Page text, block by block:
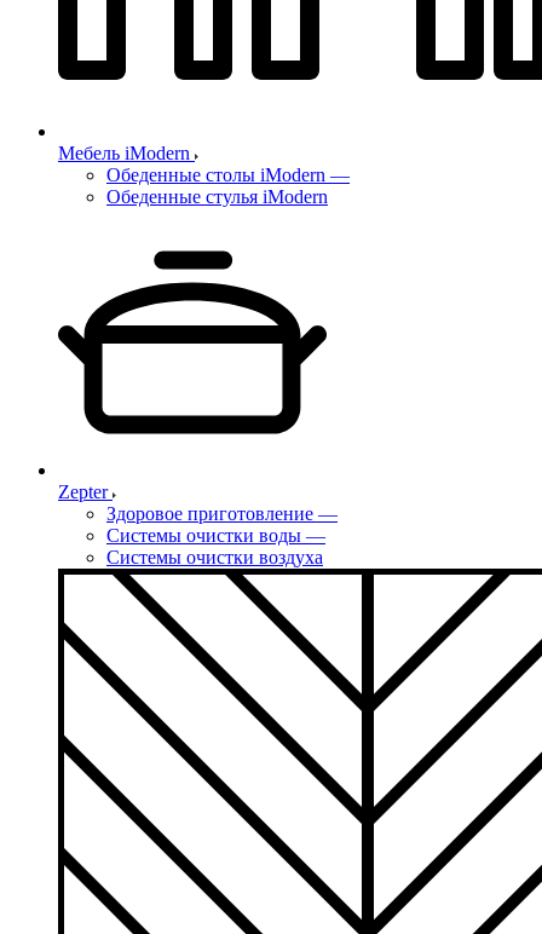
Мебель iModern
Обеденные столы iModern —
Обеденные стулья iModern
Zepter
Здоровое приготовление —
Системы очистки воды —
Системы очистки воздуха